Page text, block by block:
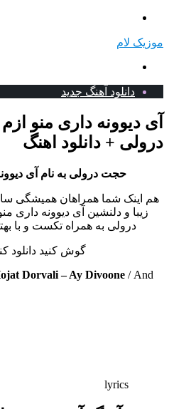
موزیک لام
دانلود آهنگ جدید
آی دیوونه داری منو
درولی + دانلود اهنگ
حجت درولی به نام آی
هم اینک شما همراهان همیشگی
زیبا و دلنشین آی دیوونه داری
درولی به همراه تکست و با
گوش کنید دانلود
Dorvali – Ay Divoone / And
lyrics